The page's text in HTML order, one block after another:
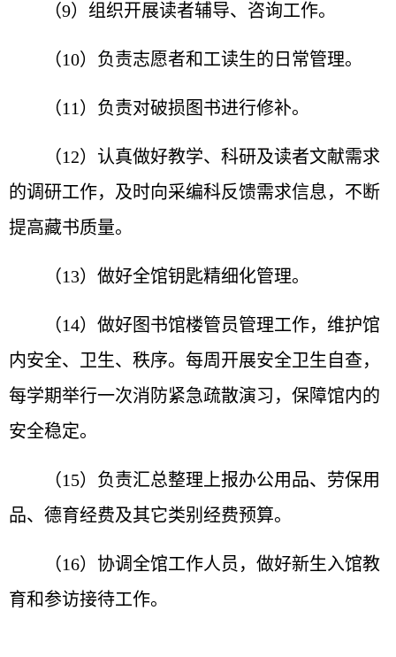
（9）组织开展读者辅导、咨询工作。
（10）负责志愿者和工读生的日常管理。
（11）负责对破损图书进行修补。
（12）认真做好教学、科研及读者文献需求
的调研工作，及时向采编科反馈需求信息，不断
提高藏书质量。
（13）做好全馆钥匙精细化管理。
（14）做好图书馆楼管员管理工作，维护馆
内安全、卫生、秩序。每周开展安全卫生自查，
每学期举行一次消防紧急疏散演习，保障馆内的
安全稳定。
（15）负责汇总整理上报办公用品、劳保用
品、德育经费及其它类别经费预算。
（16）协调全馆工作人员，做好新生入馆教
育和参访接待工作。